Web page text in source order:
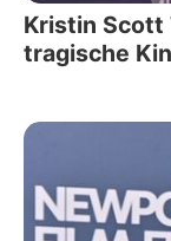
Kristin Scott
tragische